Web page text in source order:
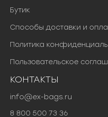
Бутик
Способы доставки и
Политика
Пользовательское
КОНТАКТЫ
info@ex-bags.ru
8 800 500 73 36